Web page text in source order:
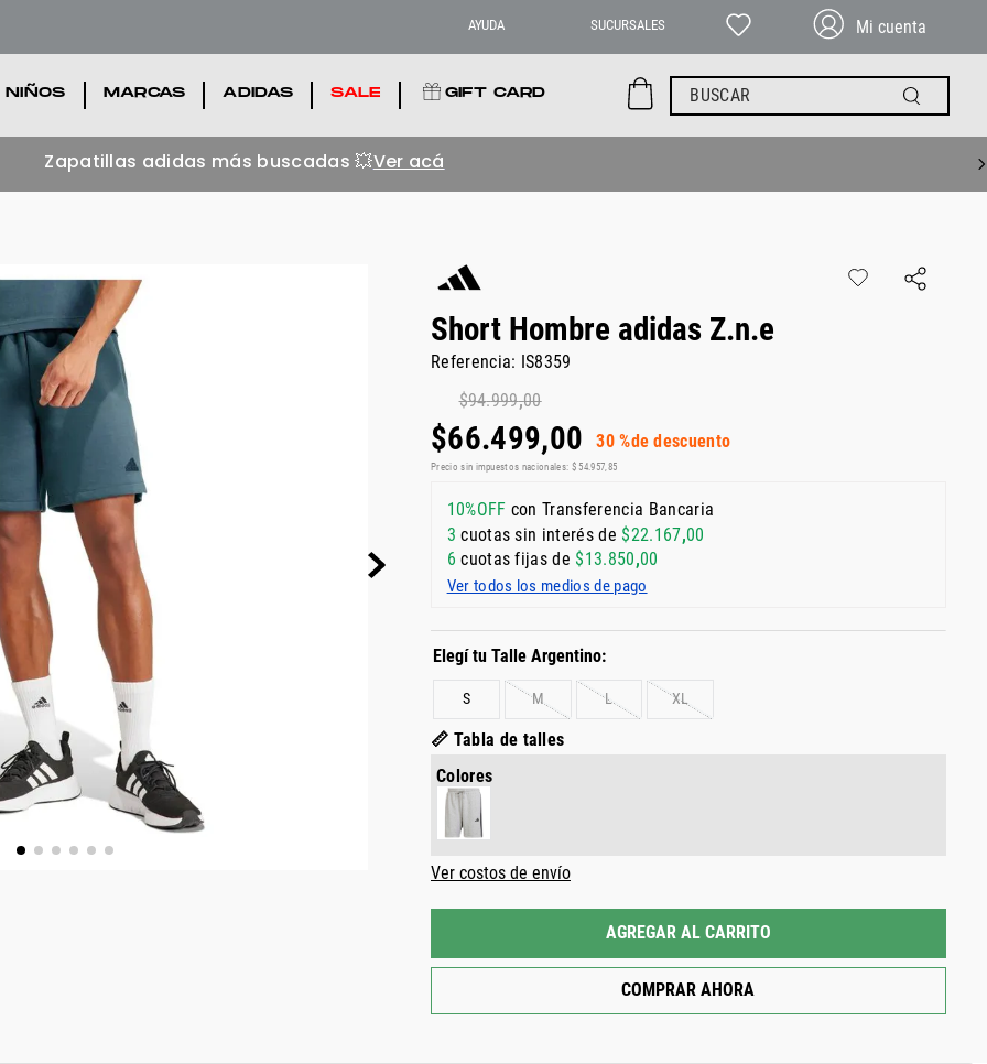
AYUDA SUCURSALES
NIÑOS MARCAS ADIDAS SALE GIFT CARD BUSCAR
Zapatillas adidas más buscadas 💥Ver acá
Short Hombre adidas Z.n.e
Referencia: IS8359
$94.999,00
$66.499,00 30 %de descuento
Precio sin impuestos nacionales: $ 54.957 85
10%OFF con Transferencia Bancaria
3 cuotas sin interés de $22.167,00
6 cuotas fijas de $13.850,00
Ver todos los medios de pago
S M L XL
📏 Tabla de talles
Colores
Ver costos de envío
AGREGAR AL CARRITO
COMPRAR AHORA